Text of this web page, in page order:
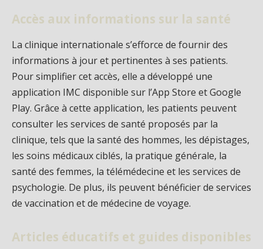
Accès aux informations sur la santé
La clinique internationale s’efforce de fournir des
informations à jour et pertinentes à ses patients.
Pour simplifier cet accès, elle a développé une
application IMC disponible sur l’App Store et Google
Play. Grâce à cette application, les patients peuvent
consulter les services de santé proposés par la
clinique, tels que la santé des hommes, les dépistages,
les soins médicaux ciblés, la pratique générale, la
santé des femmes, la télémédecine et les services de
psychologie. De plus, ils peuvent bénéficier de services
de vaccination et de médecine de voyage.
Articles éducatifs et guides disponibles